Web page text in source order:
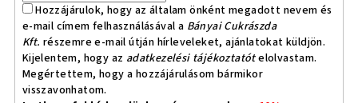
Hozzájárulok, hogy az általam önként megadott nevem és
e-mail címem felhasználásával a Bányai Cukrászda
Kft. részemre e-mail útján hírleveleket, ajánlatokat küldjön.
Kijelentem, hogy az adatkezelési tájékoztatótelolvastam.
Megértettem, hogy a hozzájárulásom bármikor
visszavonhatom.